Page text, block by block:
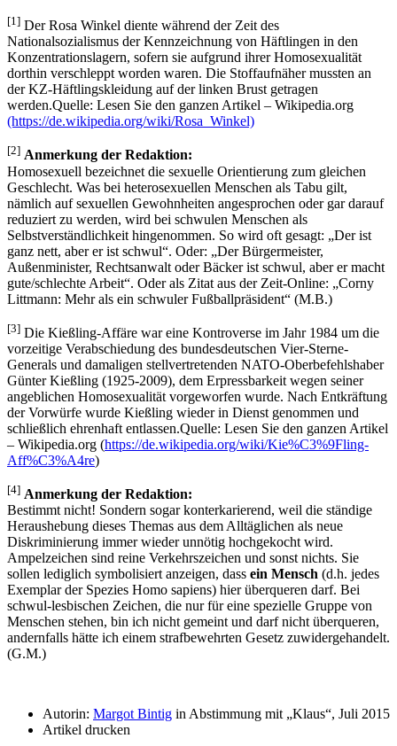
[1] Der Rosa Winkel diente während der Zeit des
Nationalsozialismus der Kennzeichnung von Häftlingen in den
Konzentrationslagern, sofern sie aufgrund ihrer Homosexualität
dorthin verschleppt worden waren. Die Stoffaufnäher mussten an
der KZ-Häftlingskleidung auf der linken Brust getragen
werden.Quelle: Lesen Sie den ganzen Artikel – Wikipedia.org
(https://de.wikipedia.org/wiki/Rosa_Winkel)
[2] Anmerkung der Redaktion:
Homosexuell bezeichnet die sexuelle Orientierung zum gleichen
Geschlecht. Was bei heterosexuellen Menschen als Tabu gilt,
nämlich auf sexuellen Gewohnheiten angesprochen oder gar darauf
reduziert zu werden, wird bei schwulen Menschen als
Selbstverständlichkeit hingenommen. So wird oft gesagt:
Der ist
ganz nett, aber er ist schwul . Oder:
Der Bürgermeister,
Außenminister, Rechtsanwalt oder Bäcker ist schwul, aber er macht
gute/schlechte Arbeit . Oder als Zitat aus der Zeit-Online:
Corny
Littmann: Mehr als ein schwuler Fußballpräsident
(M.B.)
[3] Die Kießling-Affäre war eine Kontroverse im Jahr 1984 um die
vorzeitige Verabschiedung des bundesdeutschen Vier-Sterne-
Generals und damaligen stellvertretenden NATO-Oberbefehlshaber
Günter Kießling (1925-2009), dem Erpressbarkeit wegen seiner
angeblichen Homosexualität vorgeworfen wurde. Nach Entkräftung
der Vorwürfe wurde Kießling wieder in Dienst genommen und
schließlich ehrenhaft entlassen.Quelle: Lesen Sie den ganzen Artikel
– Wikipedia.org (https://de.wikipedia.org/wiki/Kie%C3%9Fling-
Aff%C3%A4re)
[4] Anmerkung der Redaktion:
Bestimmt nicht! Sondern sogar konterkarierend, weil die ständige
Heraushebung dieses Themas aus dem Alltäglichen als neue
Diskriminierung immer wieder unnötig hochgekocht wird.
Ampelzeichen sind reine Verkehrszeichen und sonst nichts. Sie
sollen lediglich symbolisiert anzeigen, dass ein Mensch (d.h. jedes
Exemplar der Spezies Homo sapiens) hier überqueren darf. Bei
schwul-lesbischen Zeichen, die nur für eine spezielle Gruppe von
Menschen stehen, bin ich nicht gemeint und darf nicht überqueren,
andernfalls hätte ich einem strafbewehrten Gesetz zuwidergehandelt.
(G.M.)
Autorin: Margot Bintig in Abstimmung mit Klaus , Juli 2015
Artikel drucken